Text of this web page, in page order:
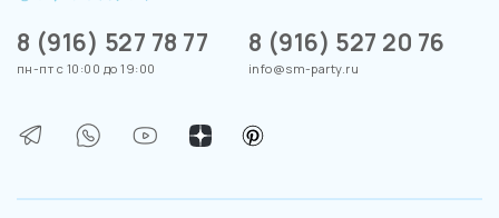
8 (916) 527 78 77
пн-пт с 10:00 до 19:00
8 (916) 527 20 76
info@sm-party.ru